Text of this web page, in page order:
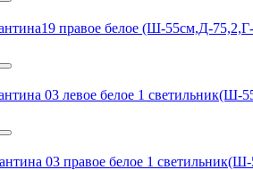
правое белое (Ш-55см,Д-
03 левое белое 1 светильник(Ш-
03 правое белое 1